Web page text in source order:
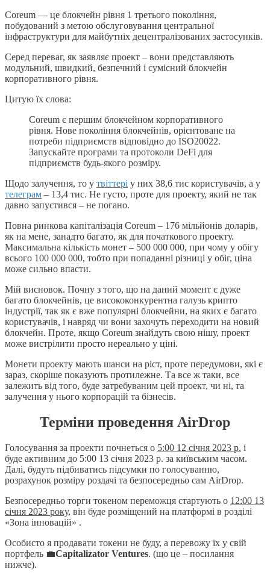
Coreum — це блокчейн рівня 1 третього покоління,
побудований з метою обслуговування центральної
інфраструктури для майбутніх децентралізованих застосунків.
Серед переваг, як заявляє проект – вони представляють
модульний, швидкий, безпечний і сумісний блокчейн
корпоративного рівня.
Цитую їх слова:
Coreum є першим блокчейном корпоративного
рівня. Нове покоління блокчейнів, орієнтоване на
потреби підприємств відповідно до ISO20022.
Запускайте програми та протоколи DeFi для
підприємств будь-якого розміру.
Щодо залучення, то у твіттері у них 38,6 тис користувачів, а у
телеграм – 13,4 тис. Не густо, проте для проекту, який не так
давно запустився – не погано.
Повна ринкова капіталізація Coreum – 176 мільйонів доларів,
як на мене, занадто багато, як для початкового проекту.
Максимальна кількість монет – 500 000 000, при чому у обігу
всього 100 000 000, тобто при попаданні різниці у обіг, ціна
може сильно впасти.
Мій висновок. Почну з того, що на даний момент є дуже
багато блокчейнів, це висококонкурентна галузь крипто
індустрії, так як є вже популярні блокчейни, на яких є багато
користувачів, і навряд чи вони захочуть переходити на новий
блокчейн. Проте, якщо Coreum знайдуть свою нішу, проект
може вистрілити просто нереально у ціні.
Монети проекту мають шанси на ріст, проте передумови, які є
зараз, скоріше показують протилежне. Та все ж таки, все
залежить від того, буде затребуваним цей проект, чи ні, та
залучення у нього корпорацій та бізнесів.
Терміни проведення AirDrop
Голосування за проекти почнеться о 5:00 12 січня 2023 р. і
буде активним до 5:00 13 січня 2023 р. за київським часом.
Далі, будуть підбиватись підсумки по голосуванню,
розрахунок розміру роздачі та безпосередньо сам AirDrop.
Безпосередньо торги токеном переможця стартують о 12:00 13
січня 2023 року, він буде розміщений на платформі в розділі
«Зона інновацій» .
Особисто я продавати токени не буду, а перевожу їх у свій
портфель 💼Capitalizator Ventures. (що це – посилання
нижче).